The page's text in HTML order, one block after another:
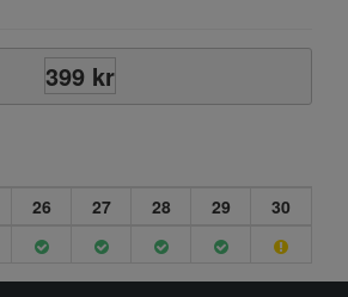
399 kr
26 27 28 29
30